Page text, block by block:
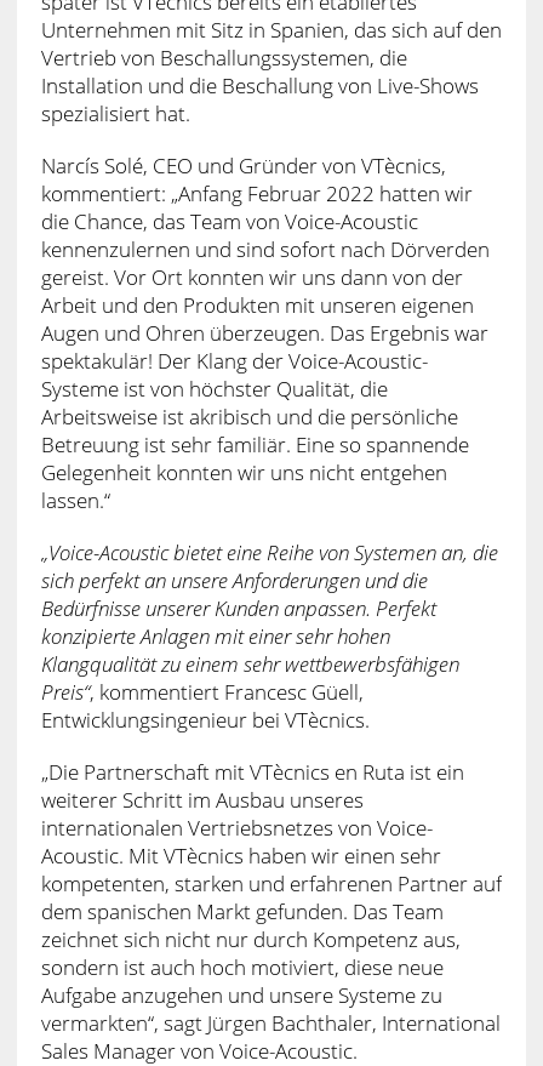
Unternehmen mit Sitz in Spanien, das sich auf den
Vertrieb von Beschallungssystemen, die
Installation und die Beschallung von Live-Shows
spezialisiert hat.
Narcís Solé, CEO und Gründer von VTècnics,
kommentiert: „Anfang Februar 2022 hatten wir
die Chance, das Team von Voice-Acoustic
kennenzulernen und sind sofort nach Dörverden
gereist. Vor Ort konnten wir uns dann von der
Arbeit und den Produkten mit unseren eigenen
Augen und Ohren überzeugen. Das Ergebnis war
spektakulär! Der Klang der Voice-Acoustic-
Systeme ist von höchster Qualität, die
Arbeitsweise ist akribisch und die persönliche
Betreuung ist sehr familiär. Eine so spannende
Gelegenheit konnten wir uns nicht entgehen
lassen.“
„Voice-Acoustic bietet eine Reihe von Systemen an, die
sich perfekt an unsere Anforderungen und die
Bedürfnisse unserer Kunden anpassen. Perfekt
konzipierte Anlagen mit einer sehr hohen
Klangqualität zu einem sehr wettbewerbsfähigen
Preis“, kommentiert Francesc Güell,
Entwicklungsingenieur bei VTècnics.
„Die Partnerschaft mit VTècnics en Ruta ist ein
weiterer Schritt im Ausbau unseres
internationalen Vertriebsnetzes von Voice-
Acoustic. Mit VTècnics haben wir einen sehr
kompetenten, starken und erfahrenen Partner auf
dem spanischen Markt gefunden. Das Team
zeichnet sich nicht nur durch Kompetenz aus,
sondern ist auch hoch motiviert, diese neue
Aufgabe anzugehen und unsere Systeme zu
vermarkten“, sagt Jürgen Bachthaler, International
Sales Manager von Voice-Acoustic.